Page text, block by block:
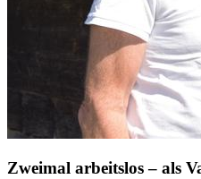
Zweimal arbeitslos – als